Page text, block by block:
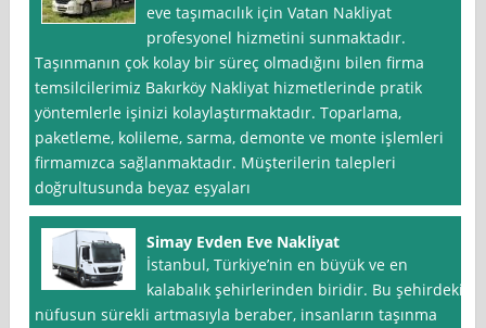
eve taşımacılık için Vatan Nakliyat
profesyonel hizmetini sunmaktadır.
Taşınmanın çok kolay bir süreç olmadığını bilen firma
temsilcilerimiz Bakırköy Nakliyat hizmetlerinde pratik
yöntemlerle işinizi kolaylaştırmaktadır. Toparlama,
paketleme, kolileme, sarma, demonte ve monte işlemleri
firmamızca sağlanmaktadır. Müşterilerin talepleri
doğrultusunda beyaz eşyaları
Simay Evden Eve Nakliyat
İstanbul, Türkiye’nin en büyük ve en
kalabalık şehirlerinden biridir. Bu şehirdeki
nüfusun sürekli artmasıyla beraber, insanların taşınma